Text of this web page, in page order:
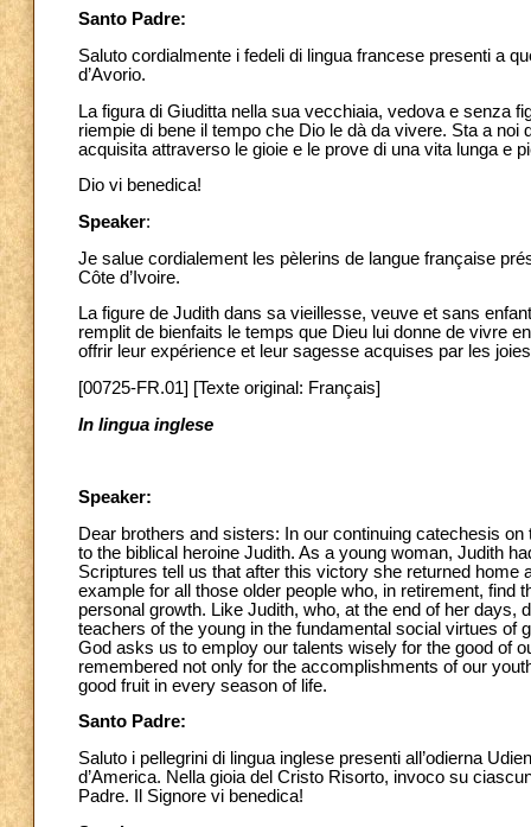
Santo Padre:
Saluto cordialmente i fedeli di lingua francese presenti a
d’Avorio.
La figura di Giuditta nella sua vecchiaia, vedova e senza
riempie di bene il tempo che Dio le dà da vivere. Sta a
acquisita attraverso le gioie e le prove di una vita lunga e
Dio vi benedica!
Speaker:
Je salue cordialement les pèlerins de langue française
Côte d’Ivoire.
La figure de Judith dans sa vieillesse, veuve et sans
remplit de bienfaits le temps que Dieu lui donne de vivre
offrir leur expérience et leur sagesse acquises par les
[00725-FR.01] [Texte original: Français]
In lingua inglese
Speaker:
Dear brothers and sisters: In our continuing catechesis
to the biblical heroine Judith. As a young woman, Judith
Scriptures tell us that after this victory she returned
example for all those older people who, in retirement, find
personal growth. Like Judith, who, at the end of her days,
teachers of the young in the fundamental social virtues of
God asks us to employ our talents wisely for the good of
remembered not only for the accomplishments of our
good fruit in every season of life.
Santo Padre:
Saluto i pellegrini di lingua inglese presenti all’odierna
d’America. Nella gioia del Cristo Risorto, invoco su
Padre. Il Signore vi benedica!